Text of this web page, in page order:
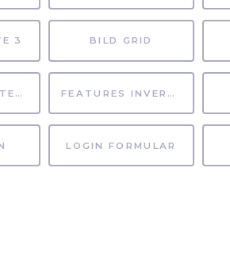
3 BILD GRID
FEATURES HINTERGRUND FEATURES INVERTIERT
LOGIN FORMULAR